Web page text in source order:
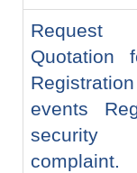
Quotation
events
security
complaint.